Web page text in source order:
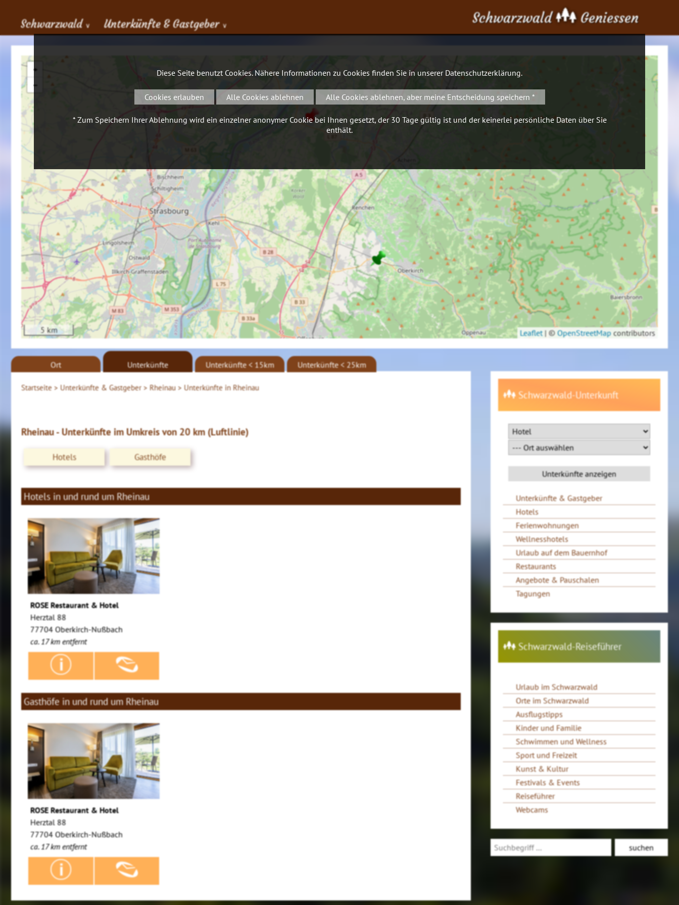
Schwarzwald ∨ Unterkünfte & Gastgeber ∨ Schwarzwald Geniessen
+
−
5 km Leaflet | © OpenStreetMap contributors
Startseite > Unterkünfte & Gastgeber > Rheinau > Unterkünfte in Rheinau
Ort Unterkünfte Unterkünfte < 15km Unterkünfte < 25km
Rheinau - Unterkünfte im Umkreis von 20 km (Luftlinie)
Hotels Gasthöfe
Hotels in und rund um Rheinau
ROSE Restaurant & Hotel
Herztal 88
77704 Oberkirch-Nußbach
ca. 17 km entfernt
Gasthöfe in und rund um Rheinau
ROSE Restaurant & Hotel
Herztal 88
77704 Oberkirch-Nußbach
ca. 17 km entfernt
Schwarzwald-Unterkunft
Unterkünfte & Gastgeber
Hotels
Ferienwohnungen
Wellnesshotels
Urlaub auf dem Bauernhof
Restaurants
Angebote & Pauschalen
Tagungen
Schwarzwald-Reiseführer
Urlaub im Schwarzwald
Orte im Schwarzwald
Ausflugstipps
Kinder und Familie
Schwimmen und Wellness
Sport und Freizeit
Kunst & Kultur
Festivals & Events
Reiseführer
Webcams
Diese Seite benutzt Cookies. Nähere Informationen zu Cookies finden Sie in unserer Datenschutzerklärung.
Cookies erlauben Alle Cookies ablehnen Alle Cookies ablehnen, aber meine Entscheidung speichern *
* Zum Speichern Ihrer Ablehnung wird ein einzelner anonymer Cookie bei Ihnen gesetzt, der 30 Tage gültig ist und der keinerlei persönliche Daten über Sie
enthält.